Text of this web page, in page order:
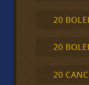
20
20
20